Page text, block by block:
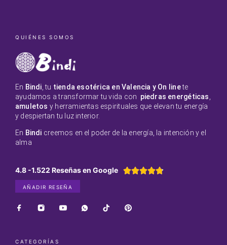
QUIÉNES SOMOS
En Bindi , tu tienda esotérica en Valencia y On linete
ayudamos a transformar tu vida con piedras energéticas
amuletos y herramientas espirituales que elevan tu energía
y despiertan tu luz interior.
En Bindi creemos en el poder de la energía, la intención y el
alma
4.8 -1.522 Reseñas en Google 
AÑADIR RESEÑA
CATEGORÍAS